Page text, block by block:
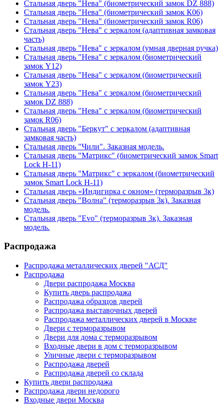
Стальная дверь "Нева" (биометрический замок DZ 888)
Стальная дверь "Нева" (биометрический замок К06)
Стальная дверь "Нева" (биометрический замок R06)
Стальная дверь "Нева" с зеркалом (адаптивная замковая
часть)
Стальная дверь "Нева" с зеркалом (умная дверная ручка)
Стальная дверь "Нева" с зеркалом (биометрический
замок Y12)
Стальная дверь "Нева" с зеркалом (биометрический
замок Y23)
Стальная дверь "Нева" с зеркалом (биометрический
замок DZ 888)
Стальная дверь "Нева" с зеркалом (биометрический
замок R06)
Стальная дверь "Беркут" с зеркалом (адаптивная
замковая часть)
Стальная дверь "Чили". Заказная модель.
Стальная дверь "Матрикс" (биометрический замок Smart
Lock H-11)
Стальная дверь "Матрикс" с зеркалом (биометрический
замок Smart Lock H-11)
Стальная дверь «Индигирка с окном» (терморазрыв 3к)
Стальная дверь "Волна" (терморазрыв 3к). Заказная
модель.
Стальная дверь "Evo" (терморазрыв 3к). Заказная
модель.
Распродажа
Распродажа металлических дверей "АСД"
Распродажа
Двери распродажа Москва
Купить дверь распродажа
Распродажа образцов дверей
Распродажа выставочных дверей
Распродажа металлических дверей в Москве
Двери с терморазрывом
Двери для дома с терморазрывом
Входные двери в дом с терморазрывом
Уличные двери с терморазрывом
Распродажа дверей
Распродажа дверей со склада
Купить двери распродажа
Распродажа двери недорого
Входные двери Москва